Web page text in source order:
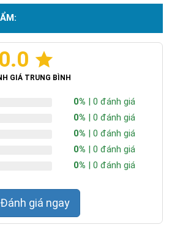
0.0
GIÁ TRUNG BÌNH
0% | 0 đánh giá
0% | 0 đánh giá
0% | 0 đánh giá
0% | 0 đánh giá
0% | 0 đánh giá
Đánh giá ngay